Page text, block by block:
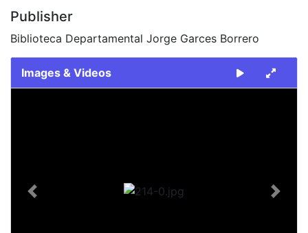
Publisher
Biblioteca Departamental Jorge Garces Borrero
Images & Videos
Previous Next